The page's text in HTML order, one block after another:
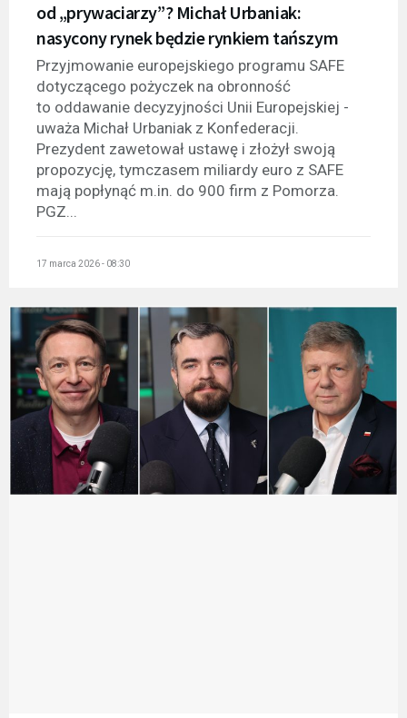
od „prywaciarzy”? Michał Urbaniak:
nasycony rynek będzie rynkiem tańszym
Przyjmowanie europejskiego programu SAFE
dotyczącego pożyczek na obronność
to oddawanie decyzyjności Unii Europejskiej -
uważa Michał Urbaniak z Konfederacji.
Prezydent zawetował ustawę i złożył swoją
propozycję, tymczasem miliardy euro z SAFE
mają popłynąć m.in. do 900 firm z Pomorza.
PGZ...
17 marca 2026 - 08:30